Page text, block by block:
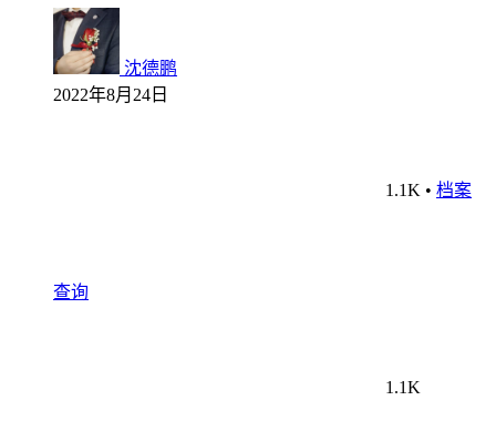
沈德鹏
2022年8月24日
1.1K • 档案
查询
1.1K